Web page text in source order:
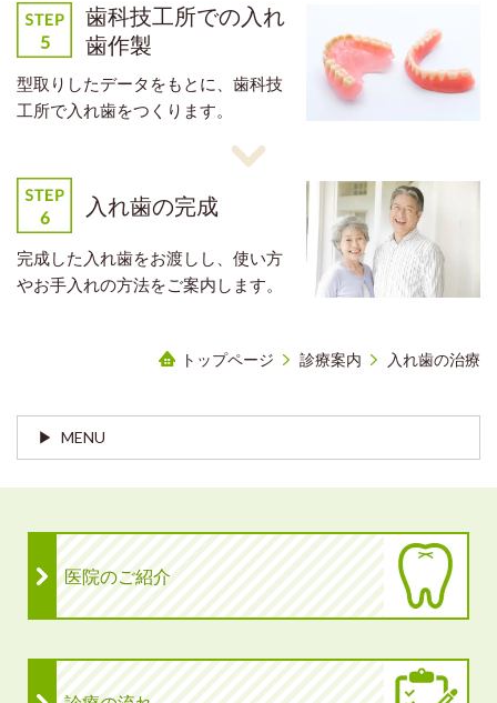
歯科技工所での入れ
歯作製
型取りしたデータをもとに、歯科技
工所で入れ歯をつくります。
入れ歯の完成
完成した入れ歯をお渡しし、使い方
やお手入れの方法をご案内します。
トップページ 診療案内 入れ歯の治療
MENU
医院のご紹介